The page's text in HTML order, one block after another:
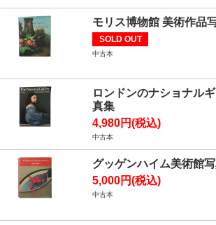
モリス博物館 美術作品
SOLD OUT
中古本
ロンドンのナショナル
真集
4,980円(税込)
中古本
グッゲンハイム美術館
5,000円(税込)
中古本